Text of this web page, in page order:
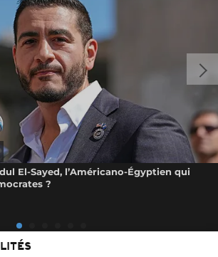
El-Sayed, l’Américano-Égyptien qui
?